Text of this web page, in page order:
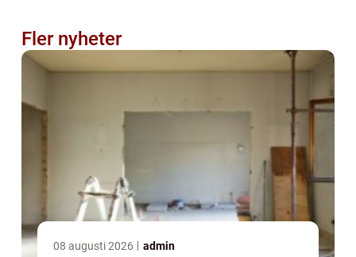
Fler nyheter
08 augusti 2026 admin